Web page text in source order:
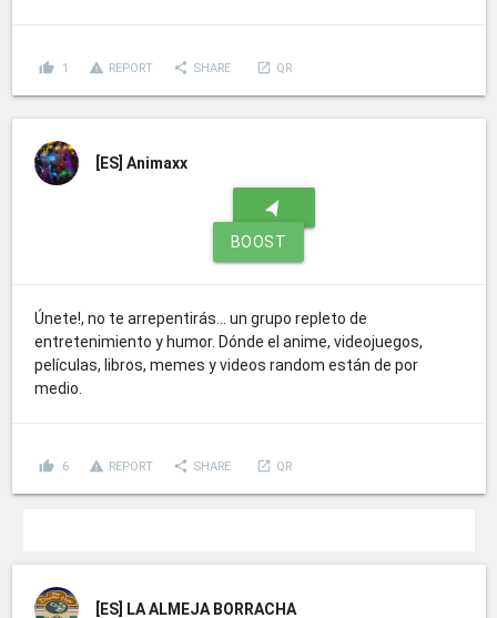
thumb_up 1 report_problem REPORT share SHARE launch QR
[ES] Animaxx
navigation
BOOST
Únete!, no te arrepentirás... un grupo repleto de
entretenimiento y humor. Dónde el anime, videojuegos,
películas, libros, memes y videos random están de por
medio.
thumb_up 6 report_problem REPORT share SHARE launch QR
[ES] LA ALMEJA BORRACHA